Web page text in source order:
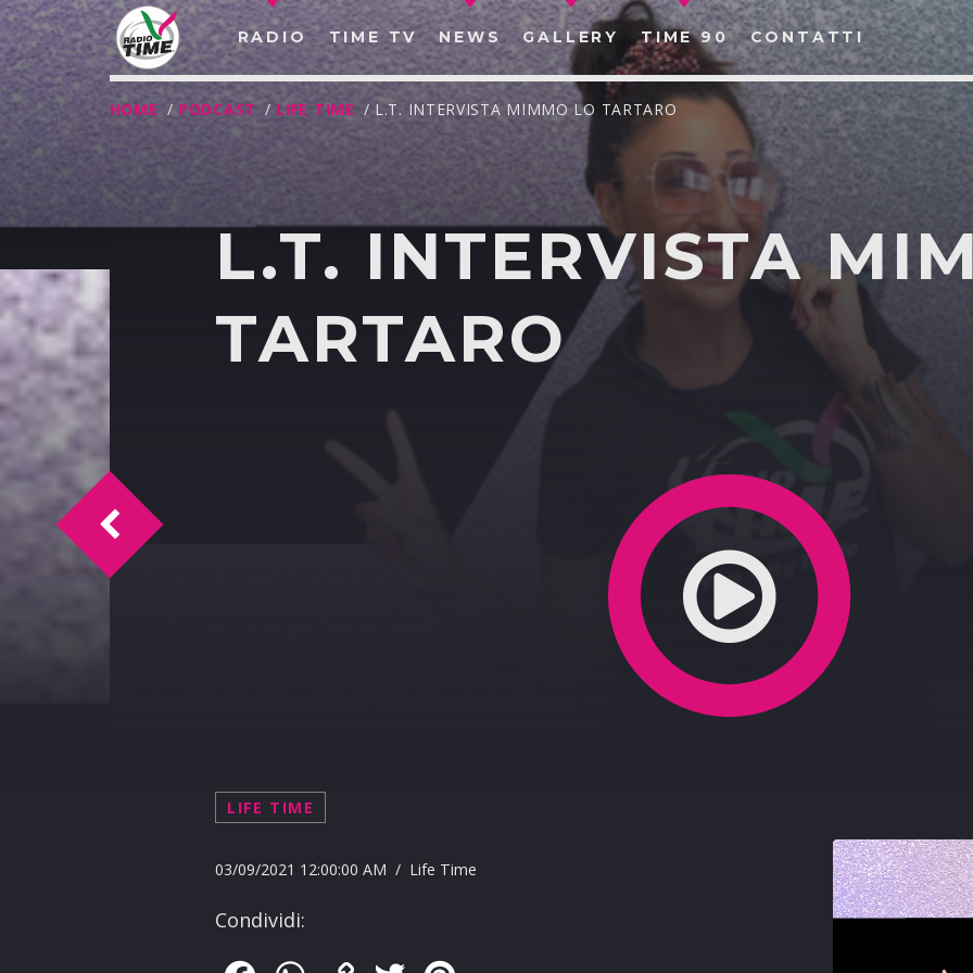
RADIO TIME TV NEWS GALLERY TIME 90 CONTATTI
CERCA NEL SITO WEB:
HOME /PODCAST / LIFE TIME / L.T. INTERVISTA MIMMO LO TARTARO
L.T. INTERVISTA
TARTARO
LIFE TIME
03/09/2021 12:00:00 AM / Life Time
Condividi:
L.T. Intervista Alessandro Scianna